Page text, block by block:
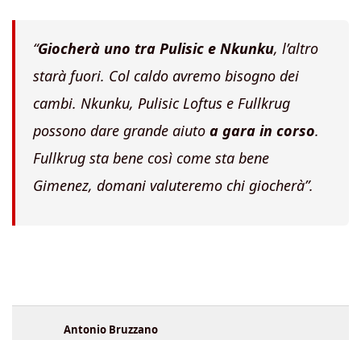
“Giocherà uno tra Pulisic e Nkunku, l’altro
starà fuori. Col caldo avremo bisogno dei
cambi. Nkunku, Pulisic Loftus e Fullkrug
possono dare grande aiuto a gara in corso.
Fullkrug sta bene così come sta bene
Gimenez, domani valuteremo chi giocherà”.
Antonio Bruzzano